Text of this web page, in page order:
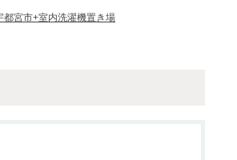
都宮市+室内洗濯機置き場